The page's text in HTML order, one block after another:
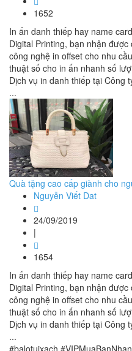
1652
In ấn danh thiếp hay name
Digital Printing, bạn nhận
công nghệ in offset cho nhu
thuật số cho in ấn nhanh số
Dịch vụ in danh thiếp tại Công
...
Quà tặng cao cấp giành cho
Nguyễn Viết Dat
24/09/2019
|
1654
In ấn danh thiếp hay name
Digital Printing, bạn nhận
công nghệ in offset cho nhu
thuật số cho in ấn nhanh số
Dịch vụ in danh thiếp tại Công
...
#balotuixach